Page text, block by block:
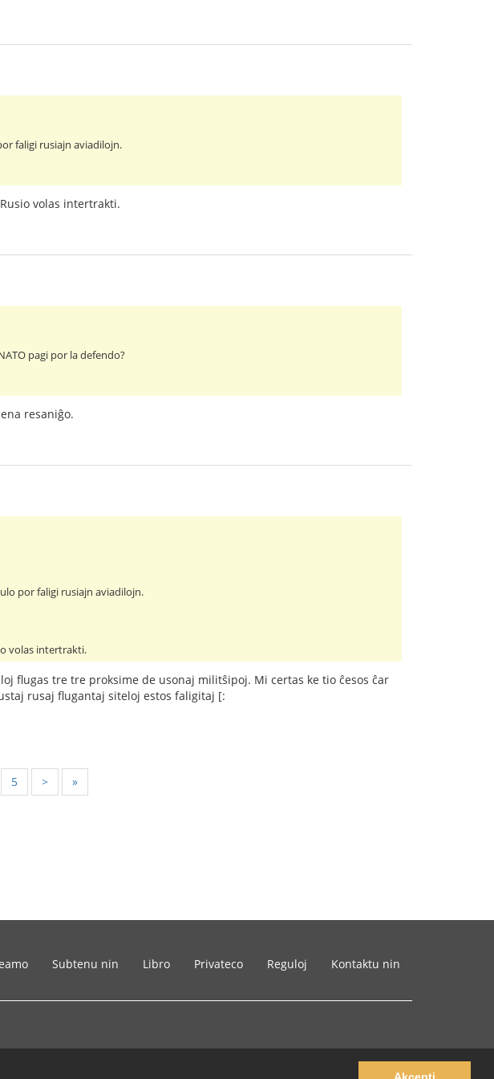
faligi rusiajn aviadilojn.
volas intertrakti.
pagi por la defendo?
resaniĝo.
por faligi rusiajn aviadilojn.
volas intertrakti.
flugas tre tre proksime de usonaj militŝipoj. Mi certas ke tio ĉesos ĉar
rusaj flugantaj siteloj estos faligitaj [:
5 > »
Subtenu nin Libro Privateco Reguloj Kontaktu nin